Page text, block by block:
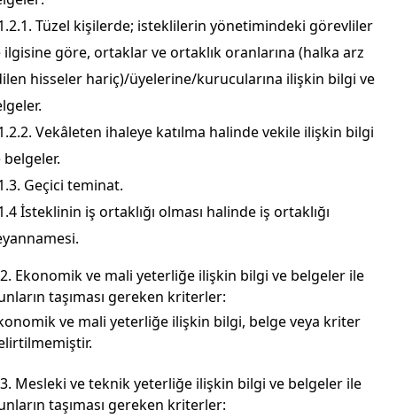
Tüzel kişilerde; isteklilerin yönetimindeki görevliler
ilgisine göre, ortaklar ve ortaklık oranlarına (halka arz
hisseler hariç)/üyelerine/kurucularına ilişkin bilgi ve
Vekâleten ihaleye katılma halinde vekile ilişkin bilgi
belgeler.
Geçici teminat.
İsteklinin iş ortaklığı olması halinde iş ortaklığı
Ekonomik ve mali yeterliğe ilişkin bilgi ve belgeler ile
taşıması gereken kriterler:
ve mali yeterliğe ilişkin bilgi, belge veya kriter
Mesleki ve teknik yeterliğe ilişkin bilgi ve belgeler ile
taşıması gereken kriterler: